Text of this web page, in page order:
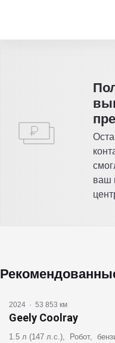
ваш
2024 · 53 853 км
Geely Coolray
1.5 л (147 л.с.), Робот,